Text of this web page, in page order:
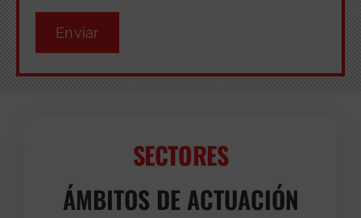
Enviar
SECTORES
ÁMBITOS DE ACTUACIÓN